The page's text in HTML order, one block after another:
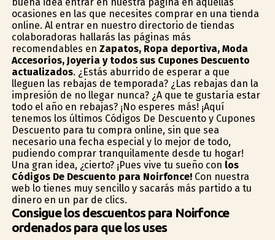
ocasiones en las que necesites comprar en una tienda
online. Al entrar en nuestro directorio de tiendas
colaboradoras hallarás las páginas más
recomendables en Zapatos, Ropa deportiva, Moda
Accesorios, Joyeria y todos sus Cupones Descuento
actualizados. ¿Estás aburrido de esperar a que
lleguen las rebajas de temporada? ¿Las rebajas dan la
impresión de no llegar nunca? ¿A que te gustaría estar
todo el año en rebajas? ¡No esperes más! ¡Aquí
tenemos los últimos Códigos De Descuento y Cupones
Descuento para tu compra online, sin que sea
necesario una fecha especial y lo mejor de todo,
pudiendo comprar tranquilamente desde tu hogar!
Una gran idea, ¿cierto? ¡Pues vive tu sueño con los
Códigos De Descuento para Noirfonce!Con nuestra
web lo tienes muy sencillo y sacarás más partido a tu
dinero en un par de clics.
Consigue los descuentos para Noirfonce
ordenados para que los uses